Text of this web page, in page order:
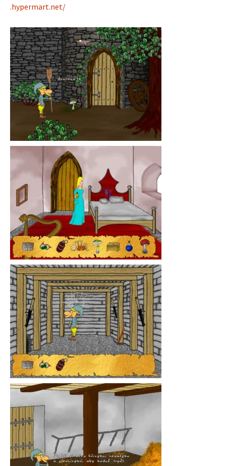
.hypermart.net/